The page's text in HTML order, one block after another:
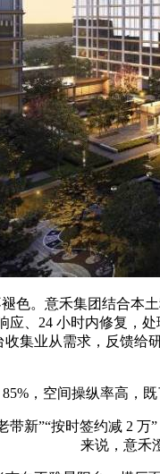
。意禾集团结合本
、24 小时内修复，
集业从需求，反馈给
，空间操纵率高，既
”“按时签约减 2 万
来说，意禾